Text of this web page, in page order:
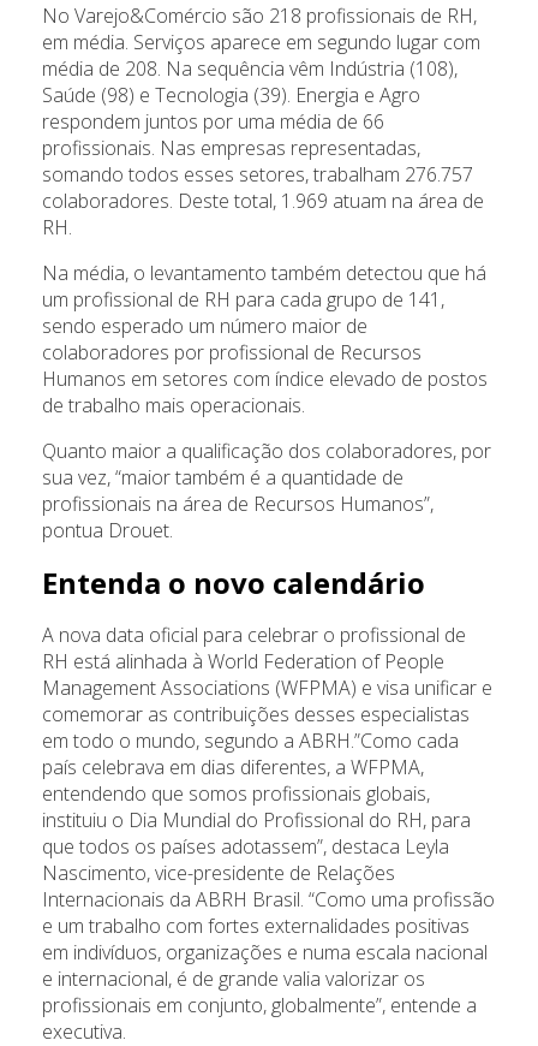
No Varejo&Comércio são 218 profissionais de RH,
em média. Serviços aparece em segundo lugar com
média de 208. Na sequência vêm Indústria (108),
Saúde (98) e Tecnologia (39). Energia e Agro
respondem juntos por uma média de 66
profissionais. Nas empresas representadas,
somando todos esses setores, trabalham 276.757
colaboradores. Deste total, 1.969 atuam na área de
RH.
Na média, o levantamento também detectou que há
um profissional de RH para cada grupo de 141,
sendo esperado um número maior de
colaboradores por profissional de Recursos
Humanos em setores com índice elevado de postos
de trabalho mais operacionais.
Quanto maior a qualificação dos colaboradores, por
sua vez, “maior também é a quantidade de
profissionais na área de Recursos Humanos”,
pontua Drouet.
Entenda o novo calendário
A nova data oficial para celebrar o profissional de
RH está alinhada à World Federation of People
Management Associations (WFPMA) e visa unificar e
comemorar as contribuições desses especialistas
em todo o mundo, segundo a ABRH.”Como cada
país celebrava em dias diferentes, a WFPMA,
entendendo que somos profissionais globais,
instituiu o Dia Mundial do Profissional do RH, para
que todos os países adotassem”, destaca Leyla
Nascimento, vice-presidente de Relações
Internacionais da ABRH Brasil. “Como uma profissão
e um trabalho com fortes externalidades positivas
em indivíduos, organizações e numa escala nacional
e internacional, é de grande valia valorizar os
profissionais em conjunto, globalmente”, entende a
executiva.